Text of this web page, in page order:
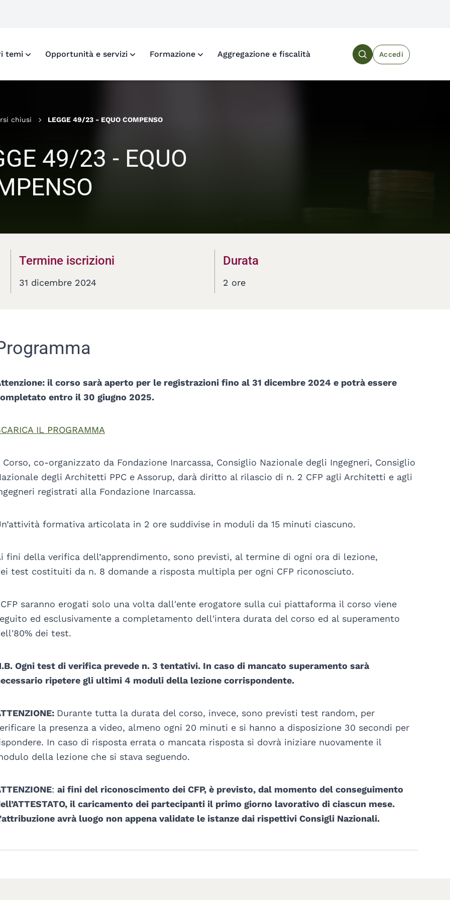
di Fondazione Inarcassa
Facebook di Fondazione Inarcassa
LinkedIn di Fondazione Inarcassa
al profilo Instagram di Fondazione Inarcassa
temi Opportunità e servizi Formazione Aggregazione e fiscalità Search the site
Accedi
chiusi LEGGE 49/23 - EQUO COMPENSO
49/23 - EQUO
Termine iscrizioni
31 dicembre 2024
Durata
2 ore
il corso sarà aperto per le registrazioni fino al 31 dicembre 2024 e potrà essere
entro il 30 giugno 2025.
IL PROGRAMMA
Corso, co-organizzato da Fondazione Inarcassa, Consiglio Nazionale degli Ingegneri, Consiglio
degli Architetti PPC e Assorup, darà diritto al rilascio di n. 2 CFP agli Architetti e agli
registrati alla Fondazione Inarcassa.
formativa articolata in 2 ore suddivise in moduli da 15 minuti ciascuno.
fini della verifica dell’apprendimento, sono previsti, al termine di ogni ora di lezione,
test costituiti da n. 8 domande a risposta multipla per ogni CFP riconosciuto.
saranno erogati solo una volta dall'ente erogatore sulla cui piattaforma il corso viene
ed esclusivamente a completamento dell'intera durata del corso ed al superamento
dei test.
Ogni test di verifica prevede n. 3 tentativi. In caso di mancato superamento sarà
ripetere gli ultimi 4 moduli della lezione corrispondente.
Durante tutta la durata del corso, invece, sono previsti test random, per
la presenza a video, almeno ogni 20 minuti e si hanno a disposizione 30 secondi per
In caso di risposta errata o mancata risposta si dovrà iniziare nuovamente il
della lezione che si stava seguendo.
: ai fini del riconoscimento dei CFP, è previsto, dal momento del conseguimento
il caricamento dei partecipanti il primo giorno lavorativo di ciascun mese.
avrà luogo non appena validate le istanze dai rispettivi Consigli Nazionali.